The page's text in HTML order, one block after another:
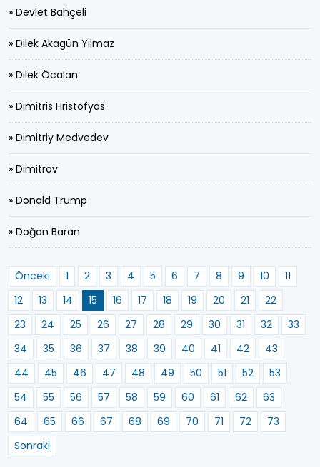
» Devlet Bahçeli
» Dilek Akagün Yılmaz
» Dilek Öcalan
» Dimitris Hristofyas
» Dimitriy Medvedev
» Dimitrov
» Donald Trump
» Doğan Baran
Önceki 1 2 3 4 5 6 7 8 9 10
11
12
13 14 15 16 17 18 19 20 21
22
23
24 25 26 27 28 29 30 31 32
33
34
35 36 37 38 39 40 41 42
43
44
45 46 47 48 49 50 51 52
53
54
55 56 57 58 59 60 61 62
63
64
65 66 67 68 69 70 71 72
73
Sonraki